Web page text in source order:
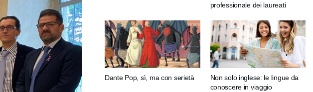
professionale dei laureati
Dante Pop, sì, ma con serietà
Non solo inglese: le lingue da
conoscere in viaggio